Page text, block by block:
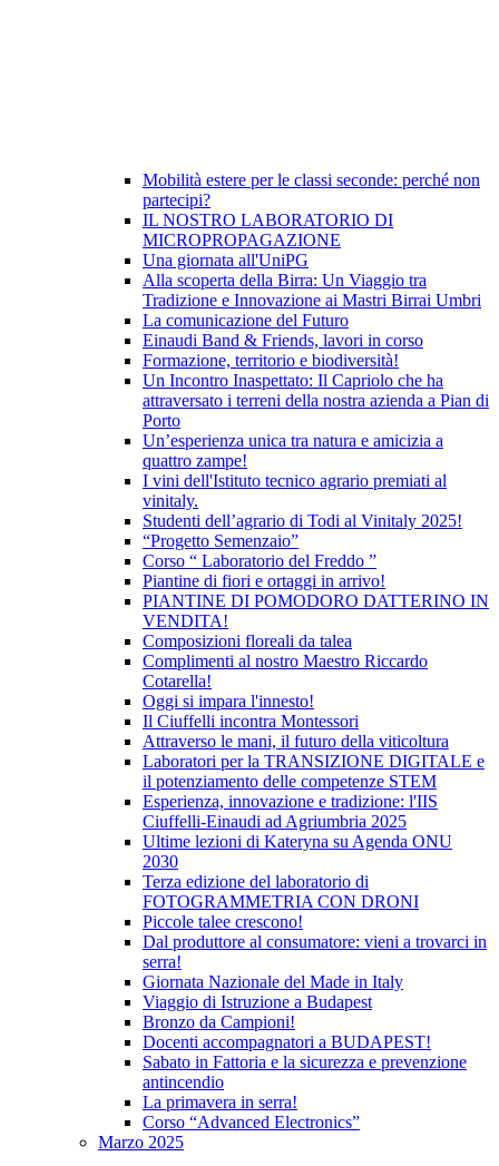
Mobilità estere per le classi seconde: perché non
partecipi?
IL NOSTRO LABORATORIO DI
MICROPROPAGAZIONE
Una giornata all'UniPG
Alla scoperta della Birra: Un Viaggio tra
Tradizione e Innovazione ai Mastri Birrai Umbri
La comunicazione del Futuro
Einaudi Band & Friends, lavori in corso
Formazione, territorio e biodiversità!
Un Incontro Inaspettato: Il Capriolo che ha
attraversato i terreni della nostra azienda a Pian di
Porto
Un’esperienza unica tra natura e amicizia a
quattro zampe!
I vini dell'Istituto tecnico agrario premiati al
vinitaly.
Studenti dell’agrario di Todi al Vinitaly 2025!
“Progetto Semenzaio”
Corso “ Laboratorio del Freddo ”
Piantine di fiori e ortaggi in arrivo!
PIANTINE DI POMODORO DATTERINO IN
VENDITA!
Composizioni floreali da talea
Complimenti al nostro Maestro Riccardo
Cotarella!
Oggi si impara l'innesto!
Il Ciuffelli incontra Montessori
Attraverso le mani, il futuro della viticoltura
Laboratori per la TRANSIZIONE DIGITALE e
il potenziamento delle competenze STEM
Esperienza, innovazione e tradizione: l'IIS
Ciuffelli-Einaudi ad Agriumbria 2025
Ultime lezioni di Kateryna su Agenda ONU
2030
Terza edizione del laboratorio di
FOTOGRAMMETRIA CON DRONI
Piccole talee crescono!
Dal produttore al consumatore: vieni a trovarci in
serra!
Giornata Nazionale del Made in Italy
Viaggio di Istruzione a Budapest
Bronzo da Campioni!
Docenti accompagnatori a BUDAPEST!
Sabato in Fattoria e la sicurezza e prevenzione
antincendio
La primavera in serra!
Corso “Advanced Electronics”
Marzo 2025